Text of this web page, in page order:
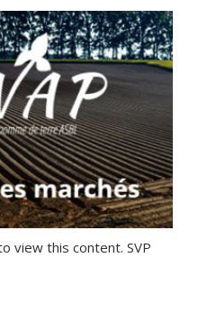
view this content. SVP